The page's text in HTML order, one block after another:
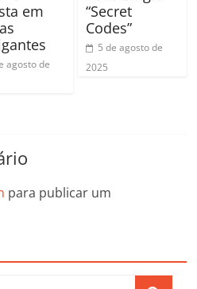
em
agosto de
“Secret
Codes”
5 de agosto de
2025
para publicar um